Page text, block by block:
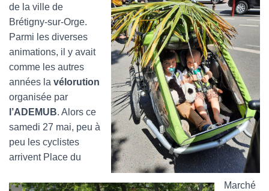
de la ville de
Brétigny-sur-Orge.
Parmi les diverses
animations, il y avait
comme les autres
années la vélorution
organisée par
l’ADEMUB. Alors ce
samedi 27 mai, peu à
peu les cyclistes
arrivent Place du
Marché